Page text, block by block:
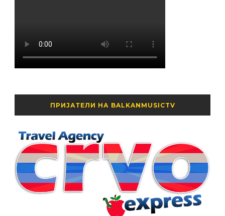
ПРИЈАТЕЛИ НА BALKANMUSICTV